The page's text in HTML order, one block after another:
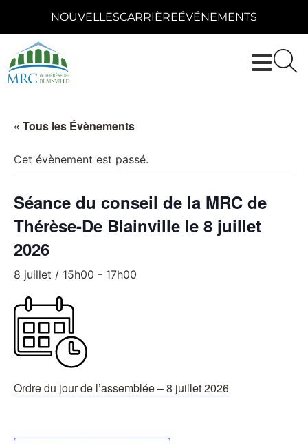
NOUVELLESCARRIÈREÉVÉNEMENTS
« Tous les Évènements
Cet évènement est passé.
Séance du conseil de la MRC de
Thérèse-De Blainville le 8 juillet
2026
8 juillet / 15h00 - 17h00
Ordre du jour de l’assemblée – 8 juillet 2026